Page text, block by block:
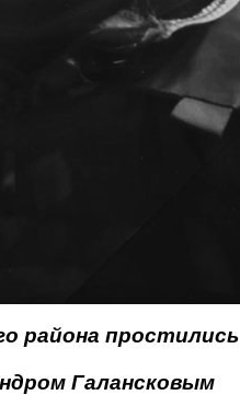
района простились
Галансковым